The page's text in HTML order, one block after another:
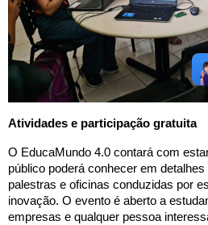
Atividades e participação gratuita
O EducaMundo 4.0 contará com
público poderá conhecer em
palestras e oficinas conduzidas por
inovação. O evento é aberto a
empresas e qualquer pessoa